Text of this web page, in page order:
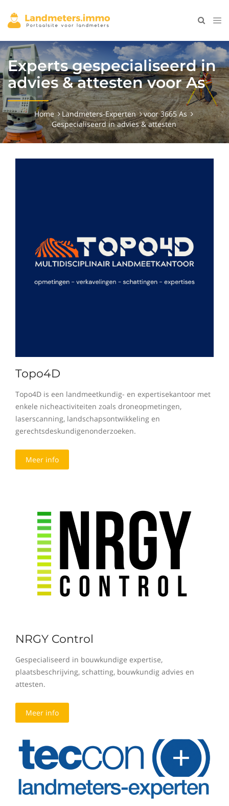
Experts gespecialiseerd in
advies & attesten voor As
Home Landmeters-Experten
voor 3665 As
Gespecialiseerd in advies & attesten
Topo4D
Topo4D is een landmeetkundig- en expertisekantoor met
enkele nicheactiviteiten zoals droneopmetingen,
laserscanning, landschapsontwikkeling en
gerechtsdeskundigenonderzoeken.
Meer info
NRGY Control
Gespecialiseerd in bouwkundige expertise,
plaatsbeschrijving, schatting, bouwkundig advies en
attesten.
Meer info